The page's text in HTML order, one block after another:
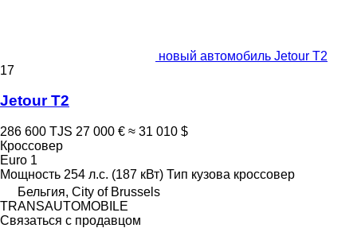
новый автомобиль Jetour T2
17
Jetour T2
286 600 TJS 27 000 € ≈ 31 010 $
Кроссовер
Euro 1
Мощность 254 л.с. (187 кВт) Тип кузова кроссовер
Бельгия, City of Brussels
TRANSAUTOMOBILE
Связаться с продавцом